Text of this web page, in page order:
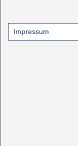
Impressum